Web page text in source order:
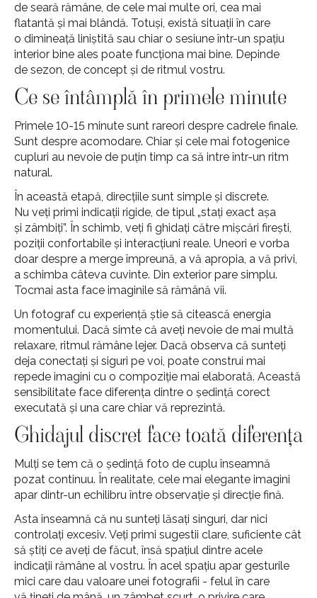
de seară rămâne, de cele mai multe ori, cea mai
flatantă și mai blândă. Totuși, există situații în care
o dimineață liniștită sau chiar o sesiune într-un spațiu
interior bine ales poate funcționa mai bine. Depinde
de sezon, de concept și de ritmul vostru.
Ce se întâmplă în primele minute
Primele 10-15 minute sunt rareori despre cadrele finale.
Sunt despre acomodare. Chiar și cele mai fotogenice
cupluri au nevoie de puțin timp ca să intre într-un ritm
natural.
În această etapă, direcțiile sunt simple și discrete.
Nu veți primi indicații rigide, de tipul „stați exact așa
și zâmbiți”. În schimb, veți fi ghidați către mișcări firești,
poziții confortabile și interacțiuni reale. Uneori e vorba
doar despre a merge împreună, a vă apropia, a vă privi,
a schimba câteva cuvinte. Din exterior pare simplu.
Tocmai asta face imaginile să rămână vii.
Un fotograf cu experiență știe să citească energia
momentului. Dacă simte că aveți nevoie de mai multă
relaxare, ritmul rămâne lejer. Dacă observa că sunteți
deja conectați și siguri pe voi, poate construi mai
repede imagini cu o compoziție mai elaborată. Această
sensibilitate face diferența dintre o ședință corect
executată și una care chiar vă reprezintă.
Ghidajul discret face toată diferența
Mulți se tem că o ședință foto de cuplu înseamnă
pozat continuu. În realitate, cele mai elegante imagini
apar dintr-un echilibru între observație și direcție fină.
Asta înseamnă că nu sunteți lăsați singuri, dar nici
controlați excesiv. Veți primi sugestii clare, suficiente cât
să știți ce aveți de făcut, însă spațiul dintre acele
indicații rămâne al vostru. În acel spațiu apar gesturile
mici care dau valoare unei fotografii - felul în care